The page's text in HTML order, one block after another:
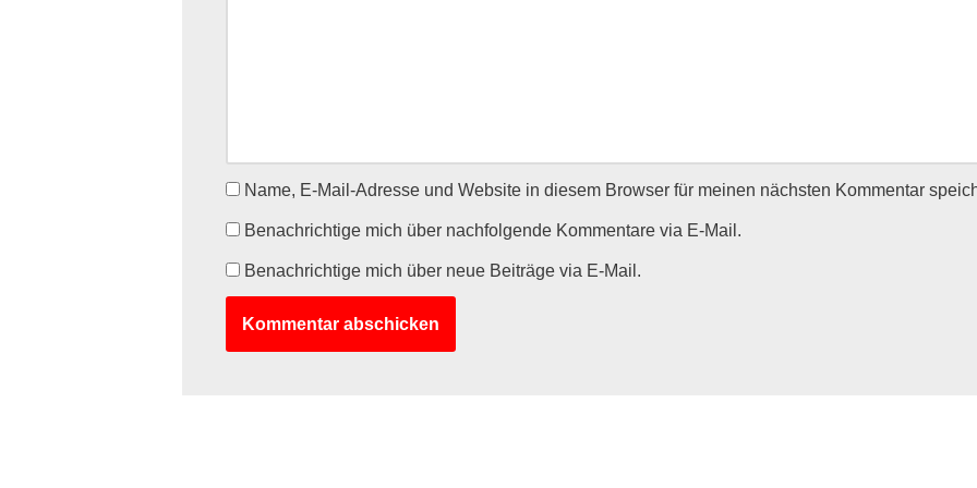
Name, E-Mail-Adresse und Website in diesem Browser für meinen nächsten Kommentar
Benachrichtige mich über nachfolgende Kommentare via E-Mail.
Benachrichtige mich über neue Beiträge via E-Mail.